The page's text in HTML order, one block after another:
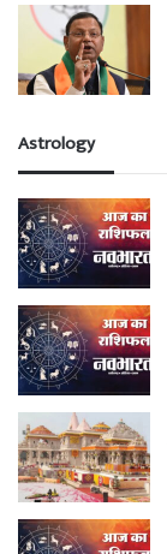
Astrology